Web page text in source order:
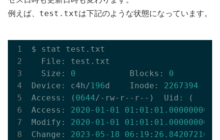
例えば、 test.txtは下記のような状態になっています。
$ stat test.txt
  File: test.txt
  Size:
0
           Blocks:
0
Device: c4h/196d    Inode: 2267394
Access: ( 0644/-rw-r--r--)  Uid: (
Access: 2020-01-01 01 : 01 : 01.000000000
Modify: 2020-01-01 01 : 01 : 01.000000000
Change: 2023-05-18 06 : 19 : 26.842072165